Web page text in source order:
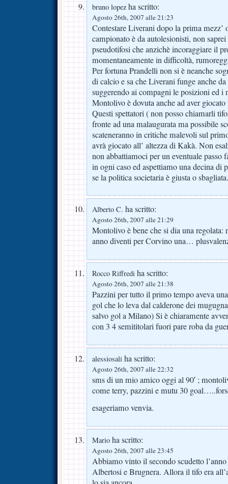
bruno lopez ha scritto:
Agosto 26th, 2007 alle 21:23
Contestare Liverani dopo la prima
campionato è da autolesionisti, non
pseudotifosi che anzichè incoraggiare il
momentaneamente in difficoltà,
Per fortuna Prandelli non si è neanche
di calcio e sa che Liverani funge anche
suggerendo ai compagni le posizioni ed i
Montolivo è dovuta anche ad aver
Questi spettatori ( non posso chiamarli
fronte ad una malaugurata ma possibile
scateneranno in critiche malevoli sul
avrà giocato all’ altezza di Kakà. Non
non abbattiamoci per un eventuale passo
in ogni caso ed aspettiamo una decina di
se la politica societaria è giusta o sbagliata.
Alberto C. ha scritto:
Agosto 26th, 2007 alle 21:29
Montolivo è bene che si dia una
anno diventi per Corvino una…
Rocco Riffredi ha scritto:
Agosto 26th, 2007 alle 21:38
Pazzini per tutto il primo tempo aveva
gol che lo leva dal calderone dei
salvo gol a Milano) Si è chiaramente
con 3 4 semititolari fuori pare roba da
alessiosali ha scritto:
Agosto 26th, 2007 alle 22:32
sms di un mio amico oggi al 90′ ;
come terry, pazzini e mutu 30
esageriamo venvia.
Mario ha scritto:
Agosto 26th, 2007 alle 23:45
Abbiamo vinto il secondo scudetto
Albertosi e Brugnera. Allora il tifo era